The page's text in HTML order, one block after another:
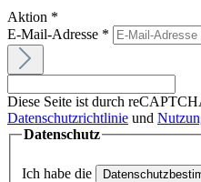
Aktion *
E-Mail-Adresse *
Diese Seite ist durch
Datenschutzrichtlinie und
Datenschutz
Ich habe die